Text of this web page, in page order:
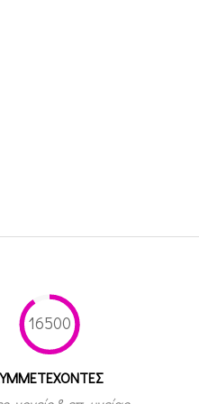
16500